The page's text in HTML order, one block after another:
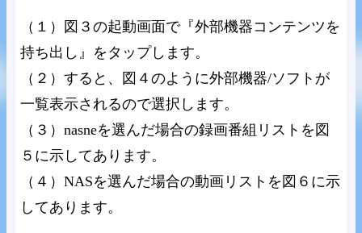
（１）図３の起動画面で『外部機器コンテンツを
持ち出し』をタップします。
（２）すると、図４のように外部機器/ソフトが
一覧表示されるので選択します。
（３）nasneを選んだ場合の録画番組リストを図
５に示してあります。
（４）NASを選んだ場合の動画リストを図６に示
してあります。